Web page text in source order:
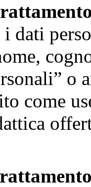
dati
o
come